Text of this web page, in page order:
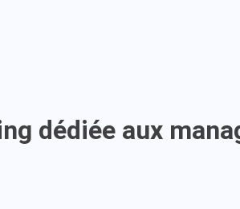
dédiée aux